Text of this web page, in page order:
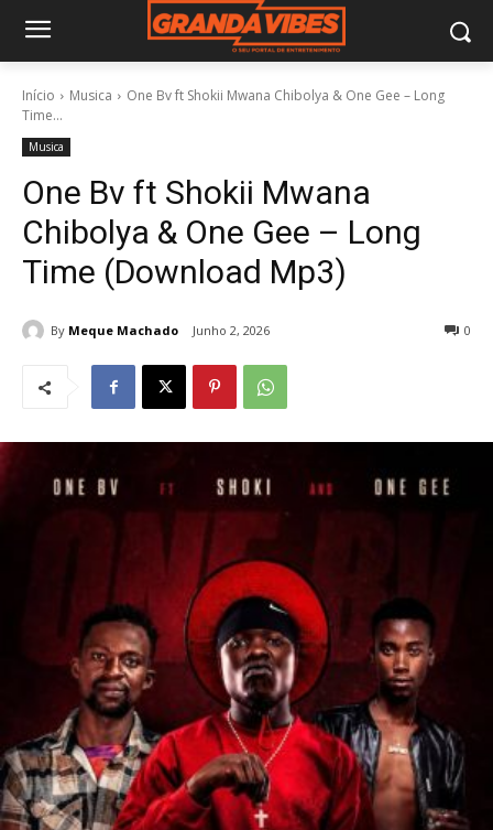
Início Musica
One Bv ft Shokii Mwana Chibolya & One Gee – Long
Time...
Musica
One Bv ft Shokii Mwana
Chibolya & One Gee – Long
Time (Download Mp3)
By Meque Machado Junho 2, 2026 0